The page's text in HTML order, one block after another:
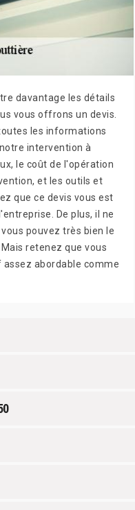
davantage les détails
vous offrons un devis.
les informations
intervention à
le coût de l'opération
et les outils et
que ce devis vous est
De plus, il ne
pouvez très bien le
retenez que vous
abordable comme